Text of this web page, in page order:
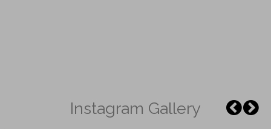
Instagram Gallery